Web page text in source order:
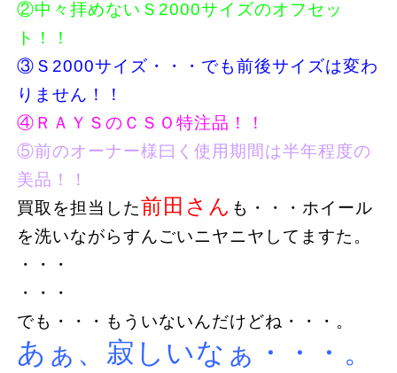
②中々拝めないＳ2000サイズのオフセッ
ト！！
③Ｓ2000サイズ・・・でも前後サイズは変わ
りません！！
④ＲＡＹＳのＣＳＯ特注品！！
⑤前のオーナー様曰く使用期間は半年程度の
美品！！
買取を担当した前田さん も・・・ホイール
を洗いながらすんごいニヤニヤしてますた。
・・・
・・・
でも・・・もういないんだけどね・・・。
あぁ、寂しいなぁ・・・。